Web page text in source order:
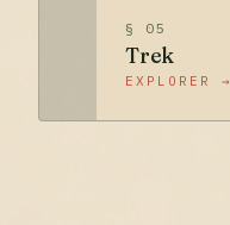
§ 05
Trek
EXPLORER →